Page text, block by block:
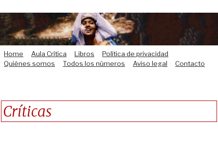
Home Aula Crítica Libros
Política de privacidad
Quiénes somos
Todos los números Aviso legal Contacto
Críticas